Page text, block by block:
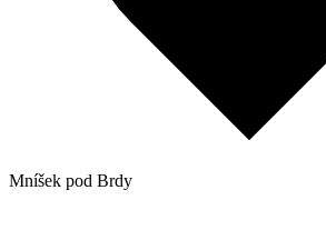
Mníšek pod Brdy